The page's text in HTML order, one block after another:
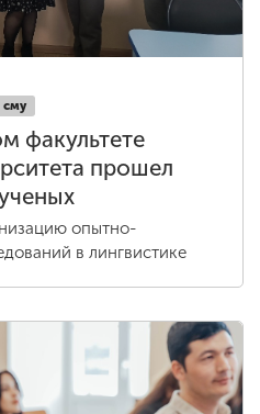
сму
факультете
прошел
опытно-
в лингвистике